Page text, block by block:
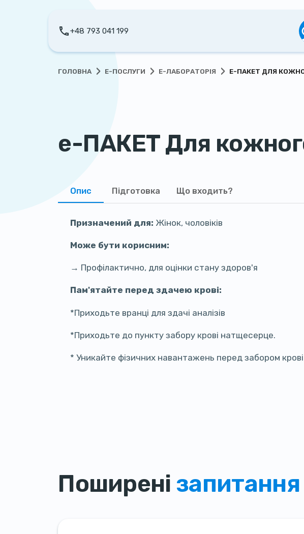
+48 793 041 199
ГОЛОВНА › Е-ПОСЛУГИ › Е-ЛАБОРАТОРІЯ › Е-ПАКЕТ ДЛЯ
е-ПАКЕТ Для
Опис Підготовка Що входить?
Призначений для: Жінок, чоловіків
Може бути корисним:
→ Профілактично, для оцінки стану здоров'я
Пам'ятайте перед здачею крові:
*Приходьте вранці для здачі аналізів
*Приходьте до пункту забору крові натщесерце.
* Уникайте фізичних навантажень перед забором крові
Поширені запитання